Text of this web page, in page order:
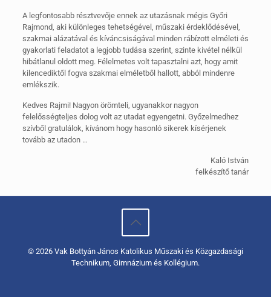
A legfontosabb résztvevője ennek az utazásnak mégis Győri
Rajmond, aki különleges tehetségével, műszaki érdeklődésével,
szakmai alázatával és kíváncsiságával minden rábízott elméleti és
gyakorlati feladatot a legjobb tudása szerint, szinte kivétel nélkül
hibátlanul oldott meg. Félelmetes volt tapasztalni azt, hogy amit
kilencediktől fogva szakmai elméletből hallott, abból mindenre
emlékszik.
Kedves Rajmi! Nagyon örömteli, ugyanakkor nagyon
felelősségteljes dolog volt az utadat egyengetni. Győzelmedhez
szívből gratulálok, kívánom hogy hasonló sikerek kísérjenek
tovább az utadon …
Kaló István
felkészítő tanár
© 2026 Vak Bottyán János Katolikus Műszaki és Közgazdasági
Technikum, Gimnázium és Kollégium.